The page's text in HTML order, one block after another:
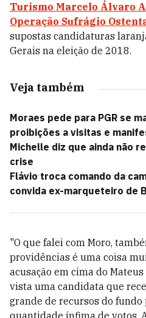
Turismo Marcelo Álvaro
Operação Sufrágio
supostas candidaturas
Gerais na eleição de 2018.
Veja também
Moraes pede para PGR se
proibições a visitas e
Michelle diz que ainda não
crise
Flávio troca comando da
convida ex-marqueteiro de
"O que falei com Moro,
providências é uma coisa
acusação em cima do
vista uma candidata que
grande de recursos do
quantidade ínfima de votos.